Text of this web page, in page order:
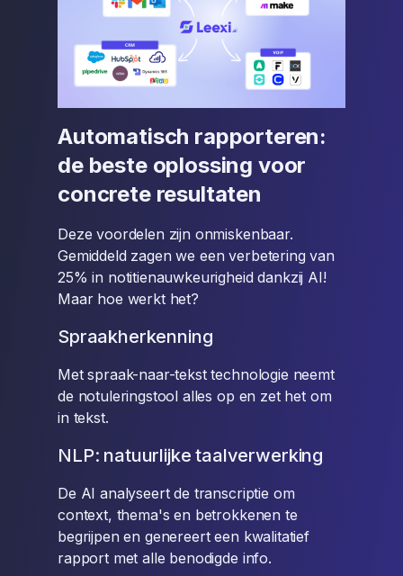
Automatisch rapporteren:
de beste oplossing voor
concrete resultaten
Deze voordelen zijn onmiskenbaar.
Gemiddeld zagen we een verbetering van
25% in notitienauwkeurigheid dankzij AI!
Maar hoe werkt het?
Spraakherkenning
Met spraak-naar-tekst technologie neemt
de notuleringstool alles op en zet het om
in tekst.
NLP: natuurlijke taalverwerking
De AI analyseert de transcriptie om
context, thema's en betrokkenen te
begrijpen en genereert een kwalitatief
rapport met alle benodigde info.